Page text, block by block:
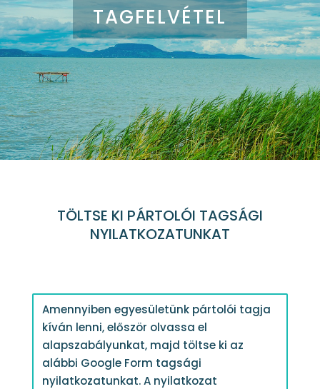
TAGFELVÉTEL
TÖLTSE KI PÁRTOLÓI TAGSÁGI
NYILATKOZATUNKAT
Amennyiben egyesületünk pártolói tagja
kíván lenni, először olvassa el
alapszabályunkat, majd töltse ki az
alábbi Google Form tagsági
nyilatkozatunkat. A nyilatkozat